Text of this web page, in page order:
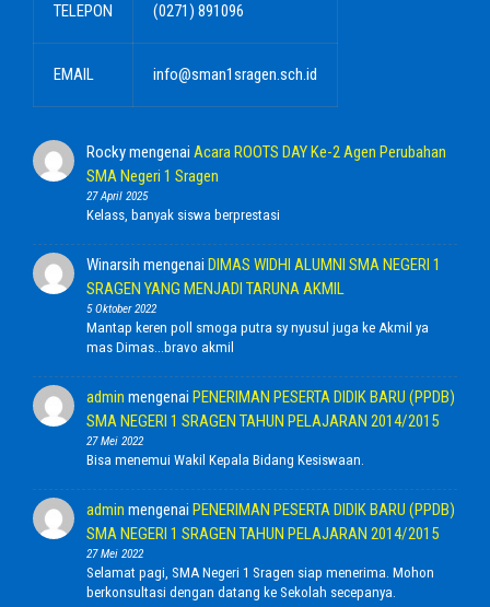
TELEPON (0271) 891096
EMAIL info@sman1sragen.sch.id
Rockymengenai Acara ROOTS DAY Ke-2 Agen Perubahan
SMA Negeri 1 Sragen
27 April 2025
Kelass, banyak siswa berprestasi
Winarsih mengenai DIMAS WIDHI ALUMNI SMA NEGERI 1
SRAGEN YANG MENJADI TARUNA AKMIL
5 Oktober 2022
Mantap keren poll smoga putra sy nyusul juga ke Akmil ya
mas Dimas...bravo akmil
admin mengenai PENERIMAN PESERTA DIDIK BARU (PPDB)
SMA NEGERI 1 SRAGEN TAHUN PELAJARAN 2014/2015
27 Mei 2022
Bisa menemui Wakil Kepala Bidang Kesiswaan.
admin mengenai PENERIMAN PESERTA DIDIK BARU (PPDB)
SMA NEGERI 1 SRAGEN TAHUN PELAJARAN 2014/2015
27 Mei 2022
Selamat pagi, SMA Negeri 1 Sragen siap menerima. Mohon
berkonsultasi dengan datang ke Sekolah secepanya.